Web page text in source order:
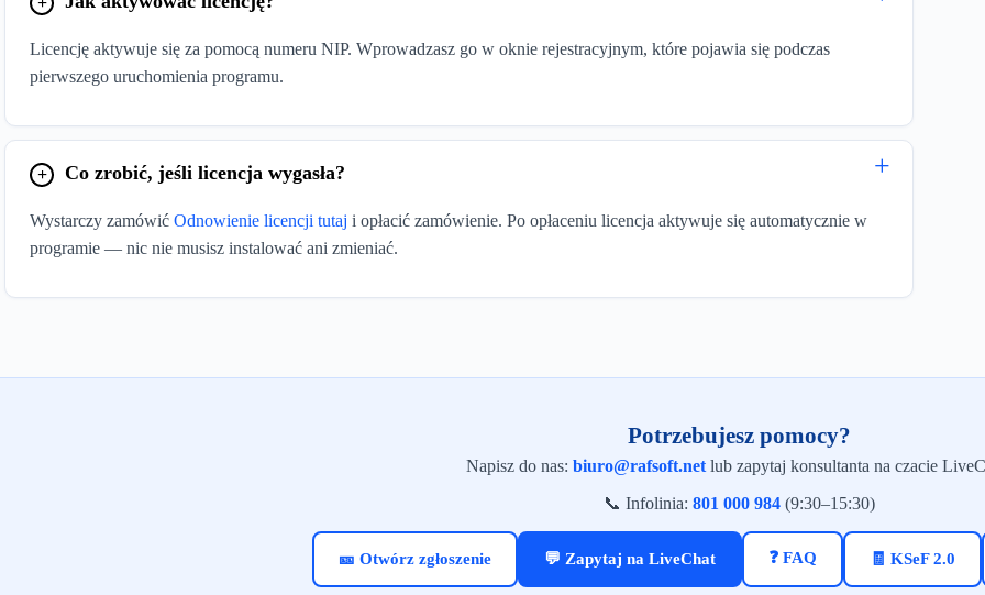
Licencję aktywuje się za pomocą numeru NIP. Wprowadzasz go w oknie rejestracyjnym, które pojawia się podczas
pierwszego uruchomienia programu.
Co zrobić, jeśli licencja wygasła?
Wystarczy zamówić Odnowienie licencji tutaj i opłacić zamówienie. Po opłaceniu licencja aktywuje się automatycznie w
programie — nic nie musisz instalować ani zmieniać.
Potrzebujesz pomocy?
Napisz do nas: biuro@rafsoft.net lub zapytaj konsultanta na czacie
📞 Infolinia: 801 000 984(9:30–15:30)
🎫 Otwórz zgłoszenie 💬 Zapytaj na LiveChat ❓ FAQ 🧾 KSeF 2.0